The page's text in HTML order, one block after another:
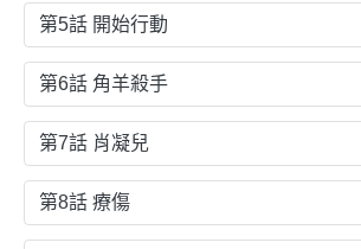
第5話 開始行動
第6話 角羊殺手
第7話 肖凝兒
第8話 療傷